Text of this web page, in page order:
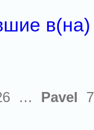
… Pavel